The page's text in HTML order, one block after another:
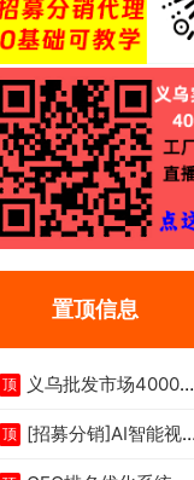
置顶信息
顶
义乌批发市场4000多
顶 [招募分销]AI智能视